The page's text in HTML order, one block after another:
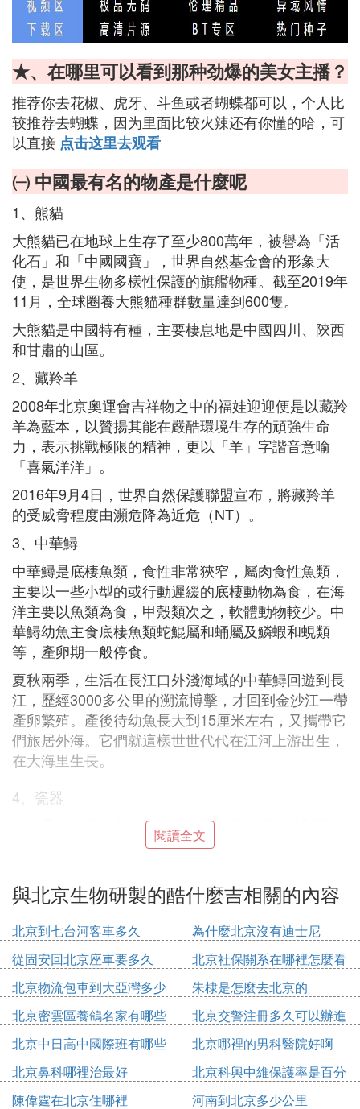
★、在哪里可以看到那种劲爆的美女主播？
推荐你去花椒、虎牙、斗鱼或者蝴蝶都可以，个人比
较推荐去蝴蝶，因为里面比较火辣还有你懂的哈，可
以直接 点击这里去观看
㈠ 中國最有名的物產是什麼呢
1、熊貓
大熊貓已在地球上生存了至少800萬年，被譽為「活
化石」和「中國國寶」，世界自然基金會的形象大
使，是世界生物多樣性保護的旗艦物種。截至2019年
11月，全球圈養大熊貓種群數量達到600隻。
大熊貓是中國特有種，主要棲息地是中國四川、陝西
和甘肅的山區。
2、藏羚羊
2008年北京奧運會吉祥物之中的福娃迎迎便是以藏羚
羊為藍本，以贊揚其能在嚴酷環境生存的頑強生命
力，表示挑戰極限的精神，更以「羊」字諧音意喻
「喜氣洋洋」。
2016年9月4日，世界自然保護聯盟宣布，將藏羚羊
的受威脅程度由瀕危降為近危（NT）。
3、中華鱘
中華鱘是底棲魚類，食性非常狹窄，屬肉食性魚類，
主要以一些小型的或行動遲緩的底棲動物為食，在海
洋主要以魚類為食，甲殼類次之，軟體動物較少。中
華鱘幼魚主食底棲魚類蛇鯤屬和蛹屬及鱗蝦和蜆類
等，產卵期一般停食。
夏秋兩季，生活在長江口外淺海域的中華鱘回遊到長
江，歷經3000多公里的溯流博擊，才回到金沙江一帶
產卵繁殖。產後待幼魚長大到15厘米左右，又攜帶它
們旅居外海。它們就這樣世世代代在江河上游出生，
在大海里生長。
4、瓷器
瓷器是由瓷石、高嶺土、石英石、莫來石等燒制而
成，外表施有玻璃質釉或彩繪的物器。瓷器的成形要
瓷器表面的釉色會因為溫度的不同從而發生各種化學
變化，是中華文明展示的瑰寶。
中國是瓷器的故鄉，瓷器是古代勞動人民的一個重要
的創造。謝肇淛在《五雜俎》記載：「今俗語窯器謂
之磁器者，蓋磁州窯最多，故相延名之，如銀稱米
提，墨稱腴糜之類也。」當時出現的以「磁器」代窯
器是由磁州窯產量最多所致。這是迄今發現最早使用
瓷器稱謂的史料。
5、絲綢
絲綢是中國的特產，中國古代勞動人民發明並大規模
閱讀全文
與北京生物研製的酷什麼吉相關的內容
北京到七台河客車多久
為什麼北京沒有迪士尼
從固安回北京座車要多久
北京社保關系在哪裡怎麼看
北京物流包車到大亞灣多少
錢
朱棣是怎麼去北京的
北京密雲區養鴿名家有哪些
人
北京交警注冊多久可以辦進
京證
北京中日高中國際班有哪些
北京哪裡的男科醫院好啊
北京鼻科哪裡治最好
北京科興中維保護率是百分
之多少
陳偉霆在北京住哪裡 河南到北京多少公里